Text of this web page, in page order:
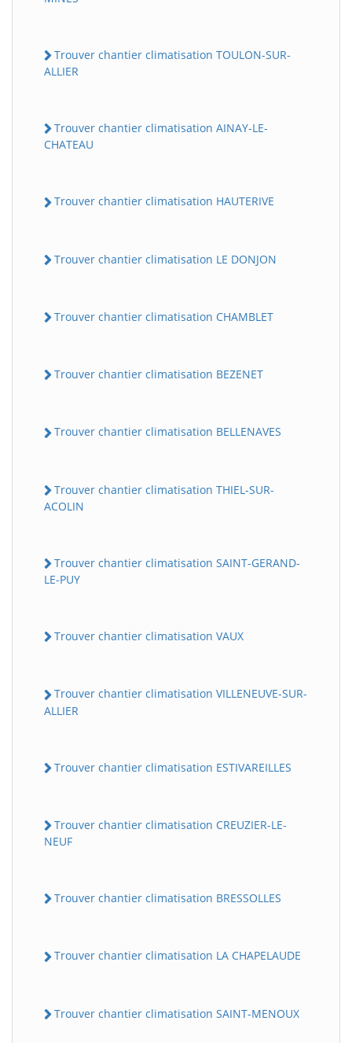
Trouver chantier climatisation TOULON-SUR-
ALLIER
Trouver chantier climatisation AINAY-LE-
CHATEAU
Trouver chantier climatisation HAUTERIVE
Trouver chantier climatisation LE DONJON
Trouver chantier climatisation CHAMBLET
Trouver chantier climatisation BEZENET
Trouver chantier climatisation BELLENAVES
Trouver chantier climatisation THIEL-SUR-
ACOLIN
Trouver chantier climatisation SAINT-GERAND-
LE-PUY
Trouver chantier climatisation VAUX
Trouver chantier climatisation VILLENEUVE-SUR-
ALLIER
Trouver chantier climatisation ESTIVAREILLES
Trouver chantier climatisation CREUZIER-LE-
NEUF
Trouver chantier climatisation BRESSOLLES
Trouver chantier climatisation LA CHAPELAUDE
Trouver chantier climatisation SAINT-MENOUX